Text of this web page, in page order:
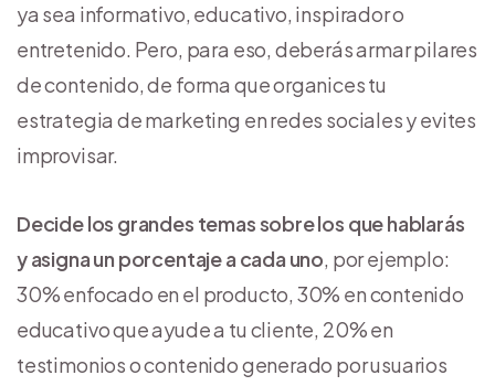
ya sea informativo, educativo, inspirador o
entretenido. Pero, para eso, deberás armar pilares
de contenido, de forma que organices tu
estrategia de marketing en redes sociales y evites
improvisar.
Decide los grandes temas sobre los que hablarás
y asigna un porcentaje a cada uno, por ejemplo:
30% enfocado en el producto, 30% en contenido
educativo que ayude a tu cliente, 20% en
testimonios o contenido generado por usuarios